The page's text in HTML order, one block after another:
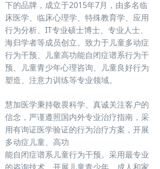
下的品牌，成立于2015年7月，由多名临
床医学、临床心理学、特殊教育学、应用
行为分析、IT专业硕士博士、专业人士、
海归学者等成员创立。致力于儿童多动症
行为干预、儿童高功能自闭症谱系行为干
预、儿童青少年心理咨询、儿童良好行为
塑造、注意力训练等专业领域。
慧加医学秉持敬畏科学、真诚关注客户的
信念，严谨遵照国内外专业治疗指南，采
用有询证医学验证的行为治疗方案，开展
多动症儿童、高功
能自闭症谱系儿童行为干预。采用最专业